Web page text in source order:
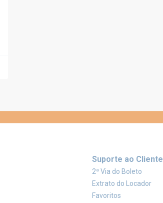
Suporte ao Cliente
2ª Via do Boleto
Extrato do Locador
Favoritos